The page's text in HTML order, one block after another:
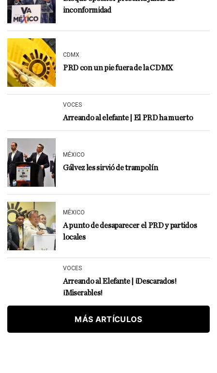
inconformidad
CDMX
PRD con un pie fuera de la CDMX
VOCES
Arreando al elefante | El PRD ha muerto
MÉXICO
Gálvez les sirvió de trampolín
MÉXICO
A punto de desaparecer el PRD y partidos
locales
VOCES
Arreando al Elefante | ¡Descarados!
¡Miserables!
MÁS ARTÍCULOS